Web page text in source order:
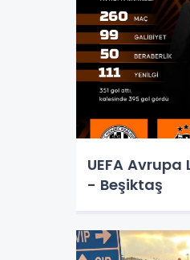
UEFA
- Beşiktaş